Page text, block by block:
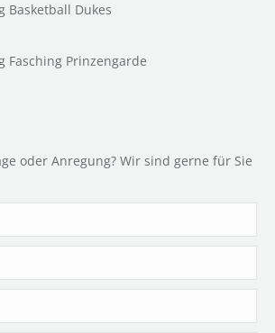
Basketball Dukes
Fasching Prinzengarde
oder Anregung? Wir sind gerne für Sie